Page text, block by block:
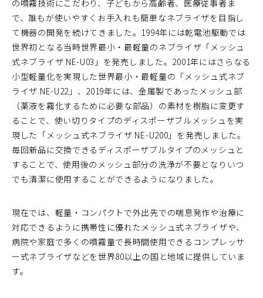
の噴霧技術にこだわり、子どもから高齢者、医療従事者ま
で、誰もが使いやすくお手入れも簡単なネブライザを目指し
て機器の開発を続けてきました。1994年には乾電池駆動では
世界初となる当時世界最小・最軽量のネブライザ「メッシュ
式ネブライザ NE-U03」を発売しました。2001年にはさらなる
小型軽量化を実現した世界最小・最軽量の「メッシュ式ネブ
ライザ NE-U22」、2019年には、金属製であったメッシュ部
（薬液を霧化するために必要な部品）の素材を樹脂に変更す
ることで、使い切りタイプのディスポーザブルメッシュを実
現した「メッシュ式ネブライザ NE-U200」を発売しました。
毎回新品に交換できるディスポーザブルタイプのメッシュと
することで、使用後のメッシュ部分の洗浄が不要となりいつ
でも清潔に使用することができるようになりました。
現在では、軽量・コンパクトで外出先での喘息発作や治療に
対応できるように携帯性に優れたメッシュ式ネブライザや、
病院や家庭で多くの噴霧量で長時間使用できるコンプレッサ
ー式ネブライザなどを世界80以上の国と地域に提供していま
す。